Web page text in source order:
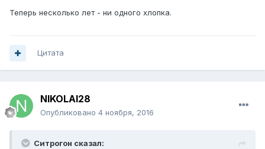
Теперь несколько лет - ни одного хлопка.
Цитата
NIKOLAI28
Опубликовано 4 ноября, 2016
Ситрогон сказал: